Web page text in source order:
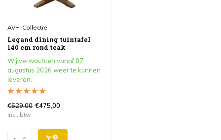
AVH-Collectie
Legand dining tuintafel
140 cm rond teak
Wij verwachten vanaf 07
augustus 2026 weer te kunnen
leveren.
€629,00 €475,00
Incl. btw